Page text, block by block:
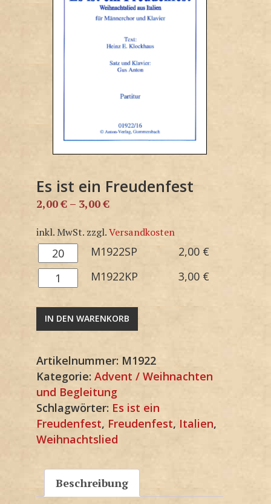
Es ist ein Freudenfest
2,00€ – 3,00€
inkl. MwSt. zzgl.Versandkosten
M1922SP
Menge
M1922SP 2,00 €
M1922KP
Menge
M1922KP 3,00 €
IN DEN WARENKORB
Artikelnummer: M1922
Kategorie: Advent / Weihnachten
und Begleitung
Schlagwörter: Es ist ein
Freudenfest, Freudenfest, Italien,
Weihnachtslied
Beschreibung